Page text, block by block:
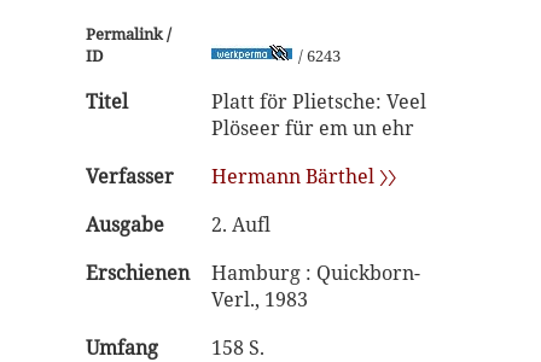
Permalink /
ID
/ 6243
Titel
Platt för Plietsche: Veel
Plöseer für em un ehr
Verfasser
Hermann Bärthel 〉〉
Ausgabe
2. Aufl
Erschienen
Hamburg : Quickborn-
Verl., 1983
Umfang
158 S.